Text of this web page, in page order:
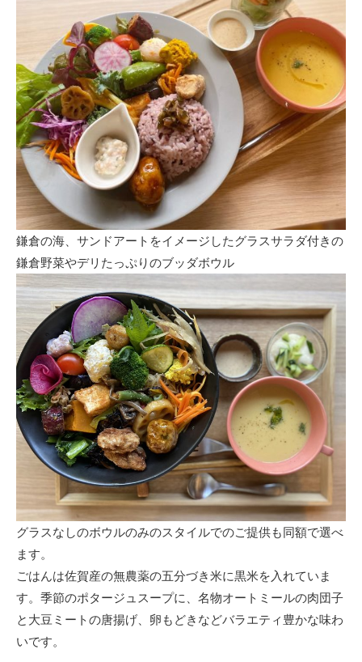
鎌倉の海、サンドアートをイメージしたグラスサラダ付きの
鎌倉野菜やデリたっぷりのブッダボウル
グラスなしのボウルのみのスタイルでのご提供も同額で選べ
ます。
ごはんは佐賀産の無農薬の五分づき米に黒米を入れていま
す。季節のポタージュスープに、名物オートミールの肉団子
と大豆ミートの唐揚げ、卵もどきなどバラエティ豊かな味わ
いです。